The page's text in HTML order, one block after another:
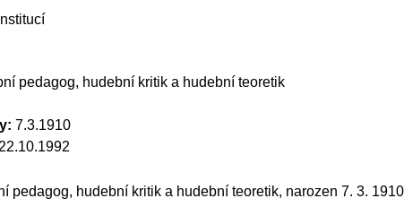
pedagog, hudební kritik a hudební teoretik
7.3.1910
22.10.1992
pedagog, hudební kritik a hudební teoretik, narozen 7. 3.